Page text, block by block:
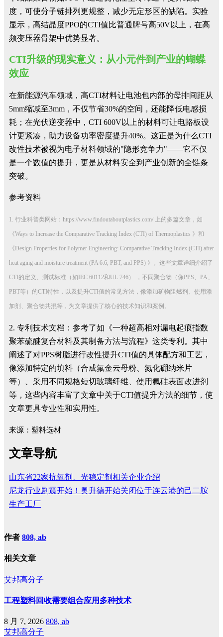
度，可使分子链排列更规整，减少无定形区的缺陷。实验
显示，高结晶度PPO的CTI值比普通牌号高50V以上，在高
频变压器骨架中优势显著。
CTI升级的现实意义：从小元件到产业的蝴蝶
效应
在新能源汽车领域，高CTI材料让电池包内部的母排间距从
5mm缩减至3mm，不仅节省30%的空间，还能降低电感损
耗；在光伏逆变器中，CTI 600V以上的材料可让电路板设
计更紧凑，助力设备功率密度提升40%。这正是为什么CTI
改性技术被视为电子材料领域的"隐形竞争力"——它不仅
是一个数值的提升，更是从材料安全到产业创新的全链条
突破。
参考资料
1. 行业科普类网站：https://www.findoutaboutplastics.com/ 上的多篇文章，如
《Ways to Increase the Comparative Tracking Index (CTI) of Thermoplastics 》和
《Design Properties for Polymer Engineering: Comparative Tracking Index (CTI) after
heat aging and moisture treatment (PA 6.6, PBT, and PPS) 》。这些文章详细介绍了
CTI的定义、测试标准（如IEC 60112和UL 746） ，不同聚合物（像PPS、PA、
PBT等）的CTI特性，以及提升CTI值的常见方法，像添加矿物阻燃剂、使用添
加剂、聚合物共混等，为文章提供了核心的技术知识和案例。
2. 专利技术文档：参考了如《一种超高相对漏电起痕指数
聚苯硫醚复合材料及其制备方法与流程》这类专利。其中
阐述了对PPS树脂进行改性提升CTI值的具体配方和工艺，
像添加特定的填料（合成氟金云母粉、氮化硼纳米片
等）、采用不同规格短切玻璃纤维、使用氟硅表面改进剂
等，这些内容丰富了文章中关于CTI值提升方法的细节，使
文章更具专业性和实用性。
来源：塑料选材
文章导航
山东省22家抗氧剂、光稳定剂相关企业介绍
尼龙行业剧震开始！奥升德开始关闭位于连云港的己二胺
生产工厂
作者 808, ab
相关文章
艾邦高分子
工程塑料回收需要组合应用多种技术
8 月 7, 2026 808, ab
艾邦高分子